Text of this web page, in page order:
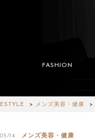
FASHION
メンズ美容・健康
14 メンズ美容・健康